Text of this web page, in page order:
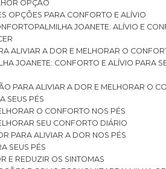
OPÇÃO
OPÇÕES PARA CONFORTO E ALÍVIO
PALMILHA JOANETE: ALÍVIO E
ALIVIAR A DOR E MELHORAR O
JOANETE: CONFORTO E ALÍVIO PARA
PARA ALIVIAR A DOR E MELHORAR O
SEUS PÉS
O CONFORTO NOS PÉS
SEU CONFORTO DIÁRIO
PARA ALIVIAR A DOR NOS PÉS
SEUS PÉS
E REDUZIR OS SINTOMAS